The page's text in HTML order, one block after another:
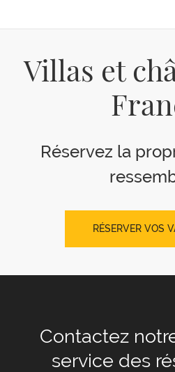
Villas et
Réservez la
RÉSERVER VOS
Contactez
service des